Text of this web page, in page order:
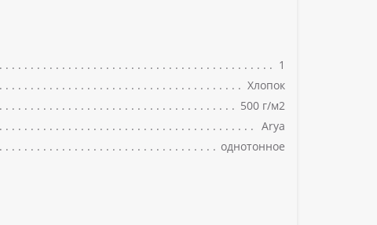
1
Хлопок
500 г/м2
Arya
однотонное